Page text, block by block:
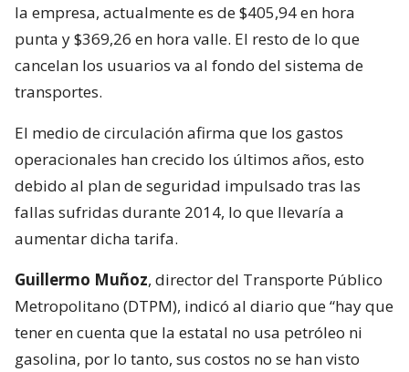
la empresa, actualmente es de $405,94 en hora
punta y $369,26 en hora valle. El resto de lo que
cancelan los usuarios va al fondo del sistema de
transportes.
El medio de circulación afirma que los gastos
operacionales han crecido los últimos años, esto
debido al plan de seguridad impulsado tras las
fallas sufridas durante 2014, lo que llevaría a
aumentar dicha tarifa.
Guillermo Muñoz, director del Transporte Público
Metropolitano (DTPM), indicó al diario que “hay que
tener en cuenta que la estatal no usa petróleo ni
gasolina, por lo tanto, sus costos no se han visto